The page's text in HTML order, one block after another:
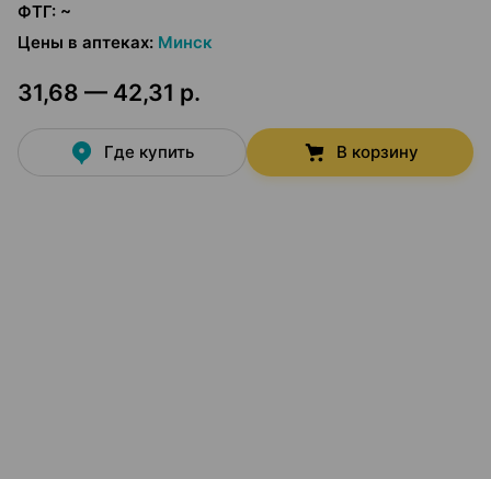
ФТГ: ~
Цены в аптеках: Минск
31,68 — 42,31 р.
Где купить В корзину